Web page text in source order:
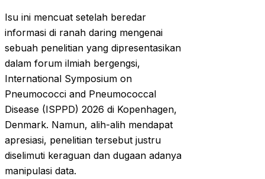
Isu ini mencuat setelah beredar
informasi di ranah daring mengenai
sebuah penelitian yang dipresentasikan
dalam forum ilmiah bergengsi,
International Symposium on
Pneumococci and Pneumococcal
Disease (ISPPD) 2026 di Kopenhagen,
Denmark. Namun, alih-alih mendapat
apresiasi, penelitian tersebut justru
diselimuti keraguan dan dugaan adanya
manipulasi data.